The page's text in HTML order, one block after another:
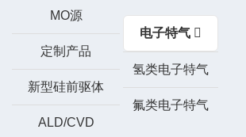
MO源
定制产品
新型硅前驱体
ALD/CVD
电子特气
氢类电子特气
氟类电子特气